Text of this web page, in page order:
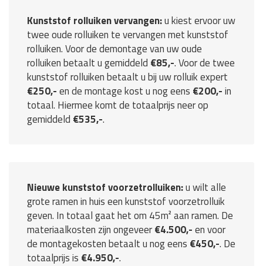
Kunststof rolluiken vervangen:u kiest ervoor uw
twee oude rolluiken te vervangen met kunststof
rolluiken. Voor de demontage van uw oude
rolluiken betaalt u gemiddeld €85,-. Voor de twee
kunststof rolluiken betaalt u bij uw rolluik expert
€250,-en de montage kost u nog eens €200,-in
totaal. Hiermee komt de totaalprijs neer op
gemiddeld €535,-.
Nieuwe kunststof voorzetrolluiken:u wilt alle
grote ramen in huis een kunststof voorzetrolluik
geven. In totaal gaat het om 45m² aan ramen. De
materiaalkosten zijn ongeveer€4.500,-en voor
de montagekosten betaalt u nog eens €450,-. De
totaalprijs is €4.950,-.